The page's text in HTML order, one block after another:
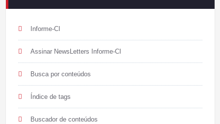
Informe-CI
Assinar NewsLetters Informe-CI
Busca por conteúdos
Índice de tags
Buscador de conteúdos